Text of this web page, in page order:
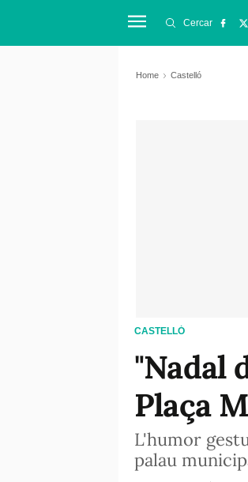
Cercar
Home Castelló
CASTELLÓ
"Nadal
Plaça
L'humor
palau